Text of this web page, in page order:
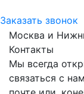
Заказать звонок
Москва и
Контакты
Мы всегда
связаться с